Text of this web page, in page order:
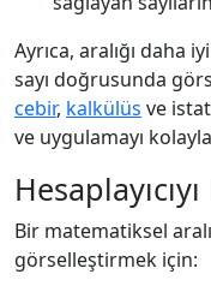
Ayrıca, aralığı daha
sayı doğrusunda
cebir, kalkülüs ve
ve uygulamayı
Bir matematiksel
görselleştirmek için: